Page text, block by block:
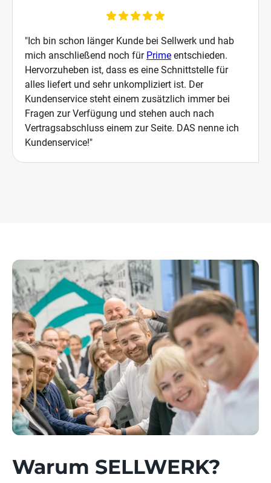
"Ich bin schon länger Kunde bei Sellwerk und hab
mich anschließend noch für Prime entschieden.
Hervorzuheben ist, dass es eine Schnittstelle für
alles liefert und sehr unkompliziert ist. Der
Kundenservice steht einem zusätzlich immer bei
Fragen zur Verfügung und stehen auch nach
Vertragsabschluss einem zur Seite. DAS nenne ich
Kundenservice!"
Warum SELLWERK?